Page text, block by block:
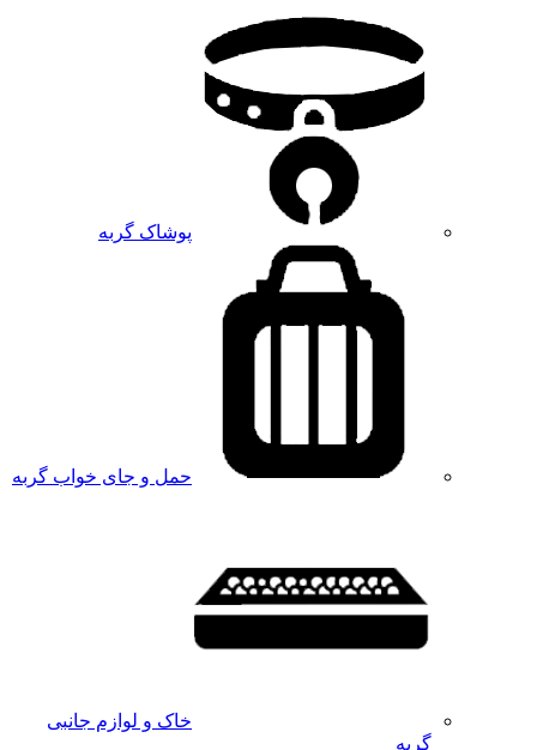
پوشاک گربه
حمل و جای خواب گربه
خاک و لوازم جانبی
گربه